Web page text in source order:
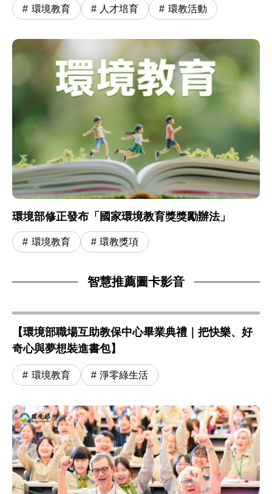
環境教育 人才培育 環教活動
環境部修正發布「國家環境教育獎獎勵辦法」
環境教育 環教獎項
智慧推薦圖卡影音
【環境部職場互助教保中心畢業典禮｜把快樂、好
奇心與夢想裝進書包】
環境教育 淨零綠生活